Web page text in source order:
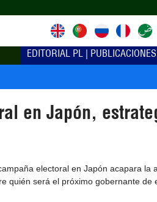
EDITORIAL PL | PUBLICACIONES
en Japón,
electoral en Japón acapara la
quién será el próximo gobernante de